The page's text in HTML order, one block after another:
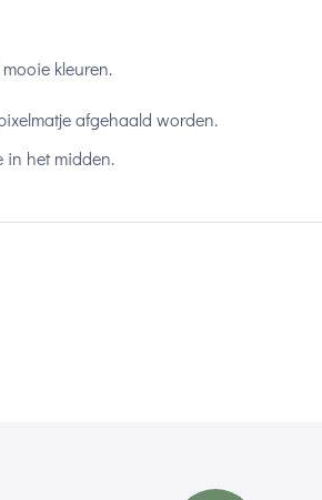
kleuren.
afgehaald worden.
in het midden.